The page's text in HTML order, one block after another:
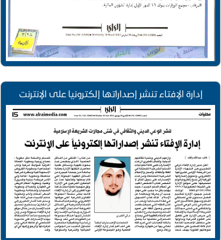
إدارة الإفتاء تنشر إصداراتها إلكترونيا على الإنترنت